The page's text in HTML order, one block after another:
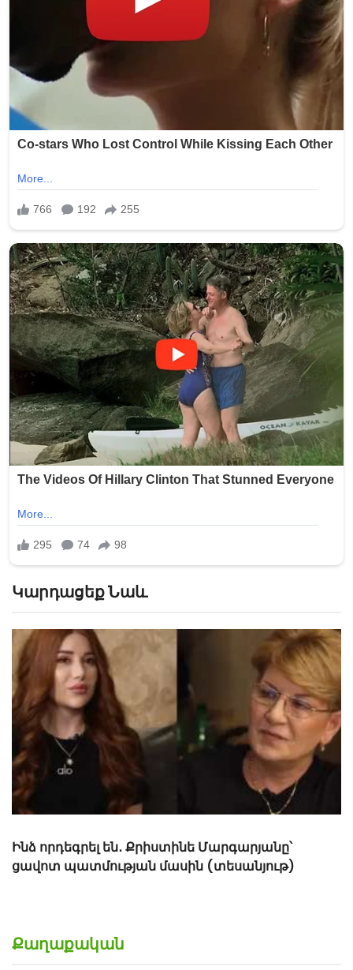
Կարդացեք Նաև
Ինձ որդեգրել են․ Քրիստինե Մարգարյանը՝
ցավոտ պատմության մասին (տեսանյութ)
Քաղաքական